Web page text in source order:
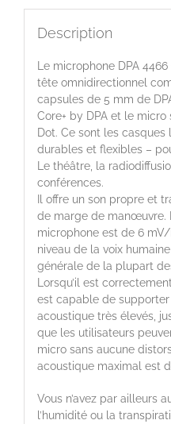
Description
Le microphone DPA
tête omnidirectionnel
capsules de 5 mm de
Core+ by DPA et le
Dot. Ce sont les casques
durables et flexibles –
Le théâtre, la
conférences.
Il offre un son propre et
de marge de manœuvre.
microphone est de 6
niveau de la voix
générale de la plupart
Lorsqu’il est
est capable de
acoustique très élevés,
que les utilisateurs
micro sans aucune
acoustique maximal est
Vous n’avez par ailleurs
l’humidité ou la